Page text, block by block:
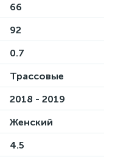
66
92
0.7
Трассовые
2018 - 2019
Женский
4.5